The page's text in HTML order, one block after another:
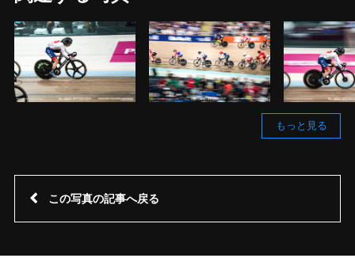
もっと見る
この写真の記事へ戻る